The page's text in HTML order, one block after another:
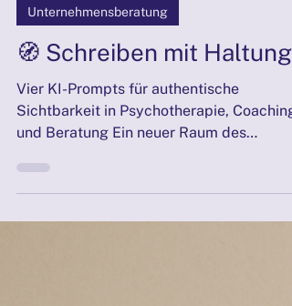
3 Min. Lesezeit
🧭 Schreiben mit Haltung
Sichtbarkeit in Psychotherapie, Coaching
und Beratung Ein neuer Raum des
Ausdrucks Wir stehen an einer Schwelle: